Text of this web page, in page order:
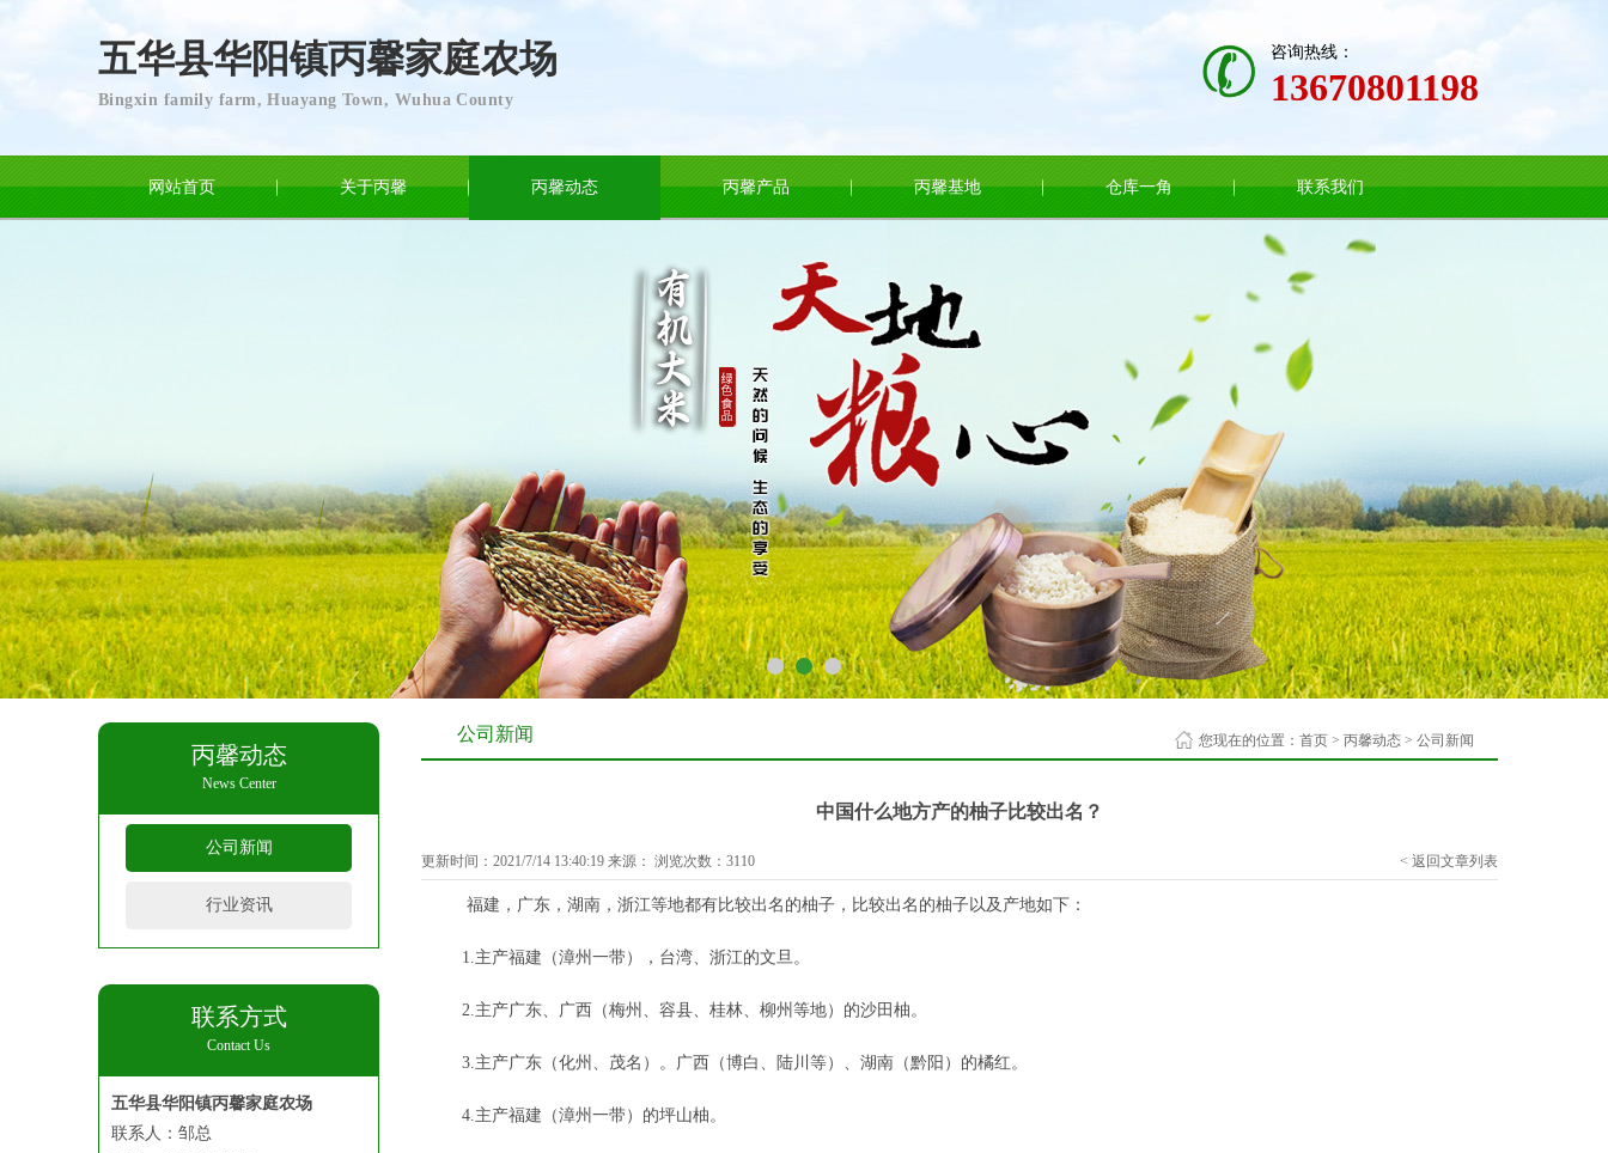
五华县华阳镇丙馨家庭农场
Bingxin family farm, Huayang Town, Wuhua County
咨询热线：
13670801198
网站首页 关于丙馨 丙馨动态 丙馨产品 丙馨基地 仓库一角 联系我们
1 2 3
丙馨动态
News Center
公司新闻
行业资讯
联系方式
Contact Us
五华县华阳镇丙馨家庭农场
联系人：邹总
公司新闻 您现在的位置： 首页 > 丙馨动态 > 公司新闻
中国什么地方产的柚子比较出名？
更新时间：2021/7/14 13:40:19 来源： 浏览次数：3110 < 返回文章列表
福建，广东，湖南，浙江等地都有比较出名的柚子，比较出名的柚子以及产地如下：
1.主产福建（漳州一带），台湾、浙江的文旦。
2.主产广东、广西（梅州、容县、桂林、柳州等地）的沙田柚。
3.主产广东（化州、茂名）。广西（博白、陆川等）、湖南（黔阳）的橘红。
4.主产福建（漳州一带）的坪山柚。